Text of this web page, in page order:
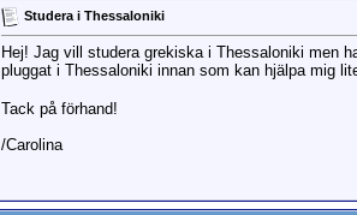
Studera i Thessaloniki
Hej! Jag vill studera grekiska i Thessaloniki men
pluggat i Thessaloniki innan som kan hjälpa mig
Tack på förhand!
/Carolina